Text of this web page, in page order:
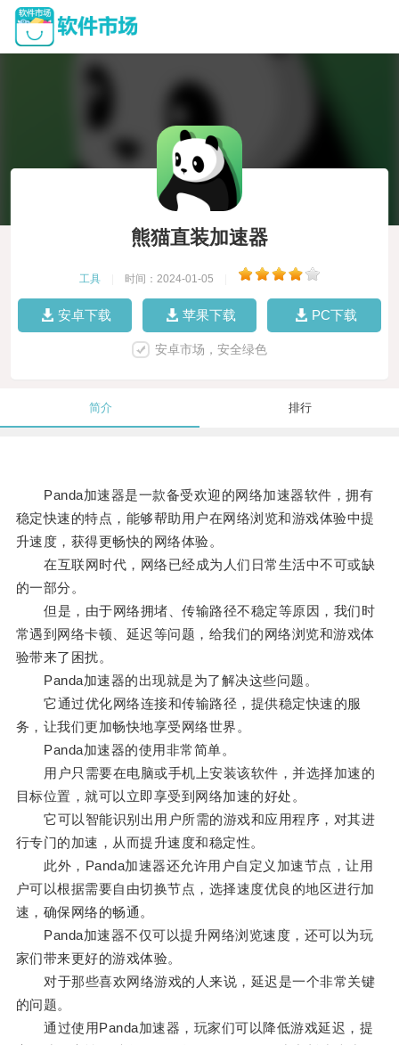
熊猫直装加速器
工具 时间：2024-01-05
安卓下载 苹果下载 PC下载
安卓市场，安全绿色
简介 排行
Panda加速器是一款备受欢迎的网络加速器软件，拥有
稳定快速的特点，能够帮助用户在网络浏览和游戏体验中提
升速度，获得更畅快的网络体验。
在互联网时代，网络已经成为人们日常生活中不可或缺
的一部分。
但是，由于网络拥堵、传输路径不稳定等原因，我们时
常遇到网络卡顿、延迟等问题，给我们的网络浏览和游戏体
验带来了困扰。
Panda加速器的出现就是为了解决这些问题。
它通过优化网络连接和传输路径，提供稳定快速的服
务，让我们更加畅快地享受网络世界。
Panda加速器的使用非常简单。
用户只需要在电脑或手机上安装该软件，并选择加速的
目标位置，就可以立即享受到网络加速的好处。
它可以智能识别出用户所需的游戏和应用程序，对其进
行专门的加速，从而提升速度和稳定性。
此外，Panda加速器还允许用户自定义加速节点，让用
户可以根据需要自由切换节点，选择速度优良的地区进行加
速，确保网络的畅通。
Panda加速器不仅可以提升网络浏览速度，还可以为玩
家们带来更好的游戏体验。
对于那些喜欢网络游戏的人来说，延迟是一个非常关键
的问题。
通过使用Panda加速器，玩家们可以降低游戏延迟，提